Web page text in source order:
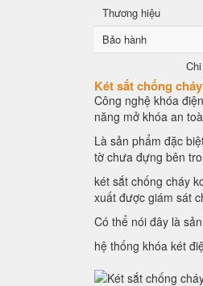
Thương hiệu
Bảo hành
Két sắt chống
Công nghệ khóa
năng mở khóa an
Là sản phẩm đặc
tờ chưa đựng bên
két sắt chống cháy
xuất được giám sát
Có thể nói đây là
hệ thống khóa két